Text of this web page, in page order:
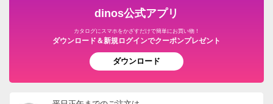
dinos公式アプリ
カタログにスマホをかざすだけで簡単にお買い物！
ダウンロード＆新規ログインでクーポンプレゼント
ダウンロード